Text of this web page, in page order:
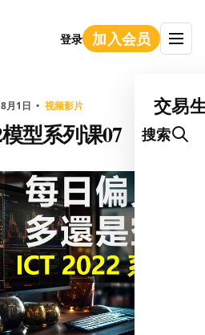
登录 加入会员
交易
搜索
月1日 视频影片
型系列课07